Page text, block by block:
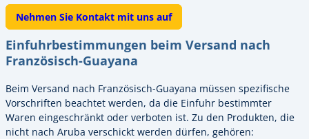
Nehmen Sie Kontakt mit uns auf
Einfuhrbestimmungen beim Versand nach
Französisch-Guayana
Beim Versand nach Französisch-Guayana müssen spezifische
Vorschriften beachtet werden, da die Einfuhr bestimmter
Waren eingeschränkt oder verboten ist. Zu den Produkten, die
nicht nach Aruba verschickt werden dürfen, gehören: